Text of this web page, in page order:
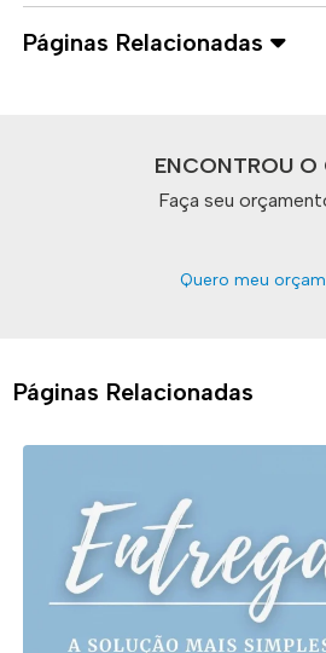
Páginas Relacionadas
ENCONTROU O
Faça seu
Quero meu
Páginas Relacionadas